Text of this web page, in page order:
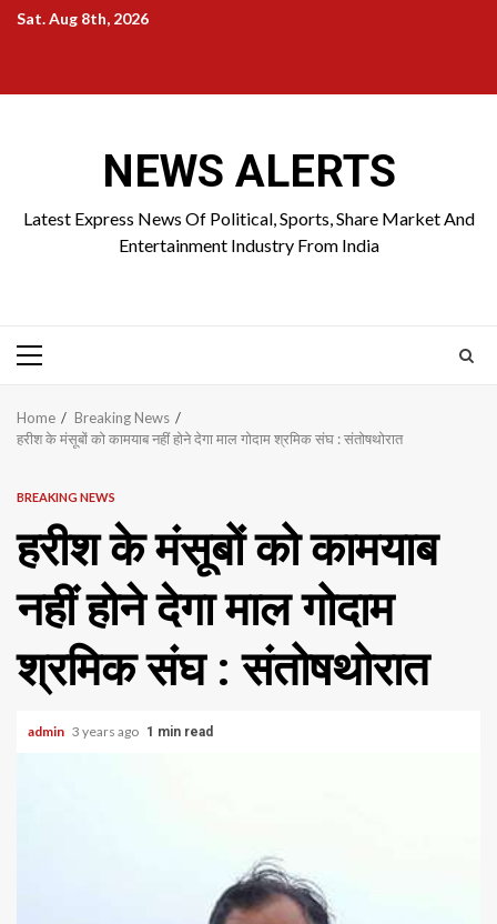
SkipSat. Aug 8th, 2026
NEWS ALERTS
Latest Express News Of Political, Sports, Share Market And
Entertainment Industry From India
Primary
Home
Breaking News
हरीश के मंसूबों को कामयाब नहीं होने देगा माल गोदाम श्रमिक संघ : संतोषथोरात
BREAKING NEWS
हरीश के मंसूबों को कामयाब
नहीं होने देगा माल गोदाम
श्रमिक संघ : संतोषथोरात
admin 3 years ago 1 min read